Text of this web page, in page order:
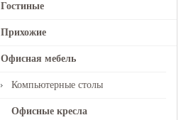
Гостиные
Прихожие
Офисная мебель
Компьютерные столы
Офисные кресла